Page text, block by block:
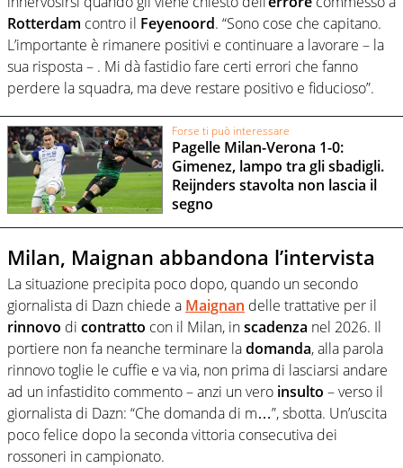
Rotterdam contro il Feyenoord. “Sono cose che capitano.
L’importante è rimanere positivi e continuare a lavorare – la
sua risposta – . Mi dà fastidio fare certi errori che fanno
perdere la squadra, ma deve restare positivo e fiducioso”.
Forse ti può interessare
Pagelle Milan-Verona 1-0:
Gimenez, lampo tra gli sbadigli.
Reijnders stavolta non lascia il
segno
Milan, Maignan abbandona l’intervista
La situazione precipita poco dopo, quando un secondo
giornalista di Dazn chiede a Maignan delle trattative per il
rinnovo di contratto con il Milan, inscadenza nel 2026. Il
portiere non fa neanche terminare ladomanda, alla parola
rinnovo toglie le cuffie e va via, non prima di lasciarsi andare
ad un infastidito commento – anzi un vero insulto – verso il
giornalista di Dazn: “Che domanda di m…”, sbotta. Un’uscita
poco felice dopo la seconda vittoria consecutiva dei
rossoneri in campionato.